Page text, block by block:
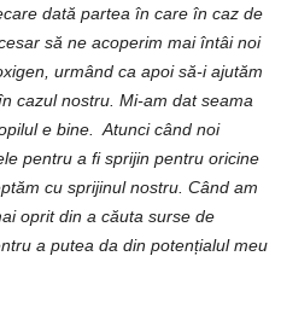
dată partea în care în caz de
să ne acoperim mai întâi noi
urmând ca apoi să-i ajutăm
cazul nostru. Mi-am dat seama
e bine. Atunci când noi
pentru a fi sprijin pentru oricine
cu sprijinul nostru. Când am
oprit din a căuta surse de
a putea da din potențialul meu